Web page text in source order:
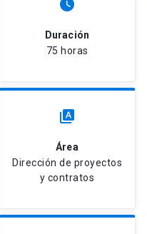
watch_later
Duración
75 horas
type_specimen
Área
Dirección de proyectos
y contratos